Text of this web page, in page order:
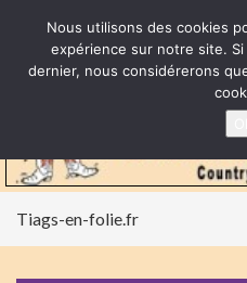
Tiags-en-folie.fr
Nous utilisons des cookies
expérience sur notre site.
dernier, nous considérerons